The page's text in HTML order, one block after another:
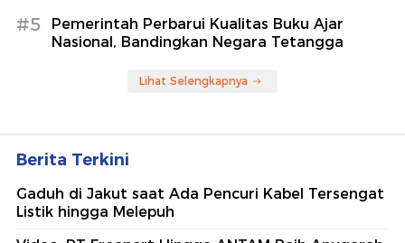
#5
Pemerintah Perbarui Kualitas Buku Ajar
Nasional, Bandingkan Negara Tetangga
Lihat Selengkapnya
Berita Terkini
Gaduh di Jakut saat Ada Pencuri Kabel Tersengat
Listik hingga Melepuh